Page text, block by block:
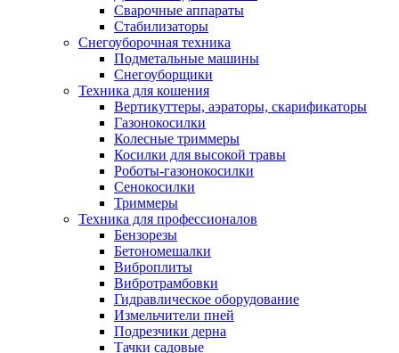
Сварочные аппараты
Стабилизаторы
Снегоуборочная техника
Подметальные машины
Снегоуборщики
Техника для кошения
Вертикуттеры, аэраторы, скарификаторы
Газонокосилки
Колесные триммеры
Косилки для высокой травы
Роботы-газонокосилки
Сенокосилки
Триммеры
Техника для профессионалов
Бензорезы
Бетономешалки
Виброплиты
Вибротрамбовки
Гидравлическое оборудование
Измельчители пней
Подрезчики дерна
Тачки садовые